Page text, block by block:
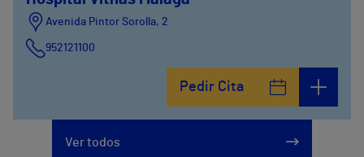
Avenida Pintor Sorolla, 2
952121100
Pedir Cita
Ver todos